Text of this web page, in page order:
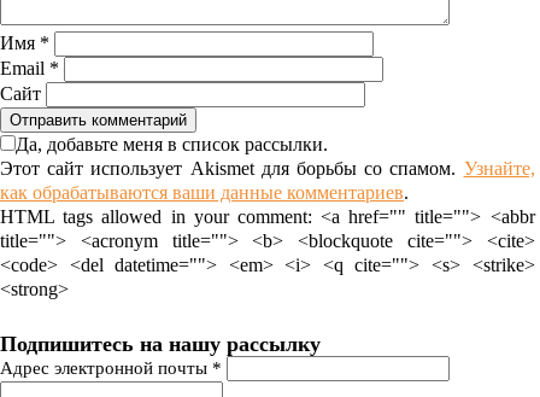
Имя *
Email *
Сайт
Да, добавьте меня в список рассылки.
Этот сайт использует Akismet для борьбы со спамом. Узнайте,
как обрабатываются ваши данные комментариев.
HTML tags allowed in your comment: <a href="" title=""> <abbr
title=""> <acronym title=""> <b> <blockquote cite=""> <cite>
<code> <del datetime=""> <em> <i> <q cite=""> <s> <strike>
<strong>
Подпишитесь на нашу рассылку
Адрес электронной почты *